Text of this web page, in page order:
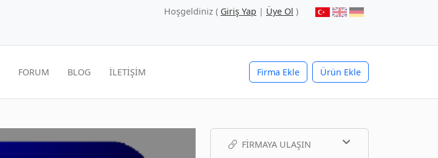
Hoşgeldiniz ( Giriş Yap | Üye Ol )
Firma Ekle Ürün Ekle
FORUM BLOG İLETİŞİM
FIRMAYA ULAŞIN